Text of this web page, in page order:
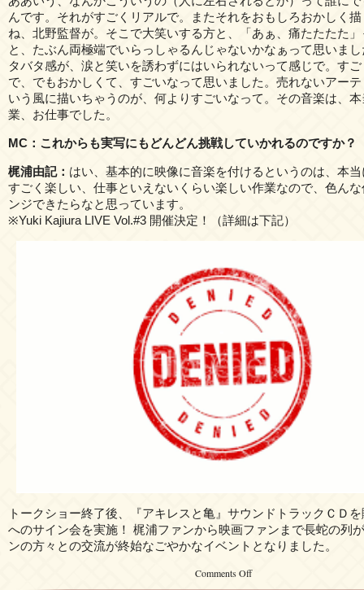
んです。それがすごくリアルで。またそれをおもしろおかしく
ね、北野監督が。そこで大笑いする方と、「あぁ、痛たたたた
と、たぶん両極端でいらっしゃるんじゃないかなぁって思いま
タバタ感が、涙と笑いを誘わずにはいられないって感じで。す
で、でもおかしくて、すごいなって思いました。売れないアー
いう風に描いちゃうのが、何よりすごいなって。その音楽は、
業、お仕事でした。
MC：これからも実写にもどんどん挑戦していかれるのですか？
梶浦由記： はい、基本的に映像に音楽を付けるというのは、本
すごく楽しい、仕事といえないくらい楽しい作業なので、色ん
ンジできたらなと思っています。
※Yuki Kajiura LIVE Vol.#3 開催決定！（詳細は下記）
トークショー終了後、『アキレスと亀』サウンドトラックＣＤ
へのサイン会を実施！ 梶浦ファンから映画ファンまで長蛇の列
ンの方々との交流が終始なごやかなイベントとなりました。
Comments Offon